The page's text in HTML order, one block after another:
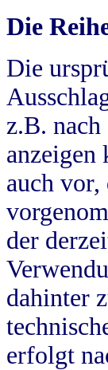
Die
Die
z.B.
anzeigen
auch
der
dahinter
erfolgt